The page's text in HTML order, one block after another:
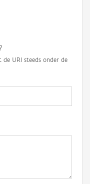
de URI steeds onder de